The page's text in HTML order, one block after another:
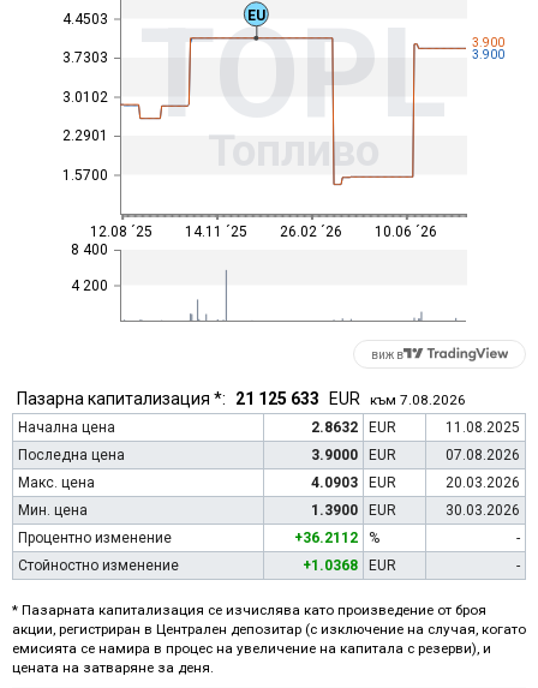
1.5700
2.2901
3.0102
3.7303
4.4503 TOPL
Топливо
4 200
8 400
3.900
3.900
12.08 ´25 14.11 ´25 26.02 ´26 10.06 ´26
EU
виж в
Пазарна капитализация *: 21 125 633 EUR към 7.08.2026
Начална цена
2.8632 EUR
11.08.2025
Последна цена
3.9000 EUR
07.08.2026
Макс. цена
4.0903 EUR
20.03.2026
Мин. цена
1.3900 EUR
30.03.2026
Процентно изменение
+36.2112 %
-
Стойностно изменение
+1.0368 EUR -
* Пазарната капитализация се изчислява като произведение от броя
акции, регистриран в Централен депозитар (с изключение на случая, когато
емисията се намира в процес на увеличение на капитала с резерви), и
цената на затваряне за деня.